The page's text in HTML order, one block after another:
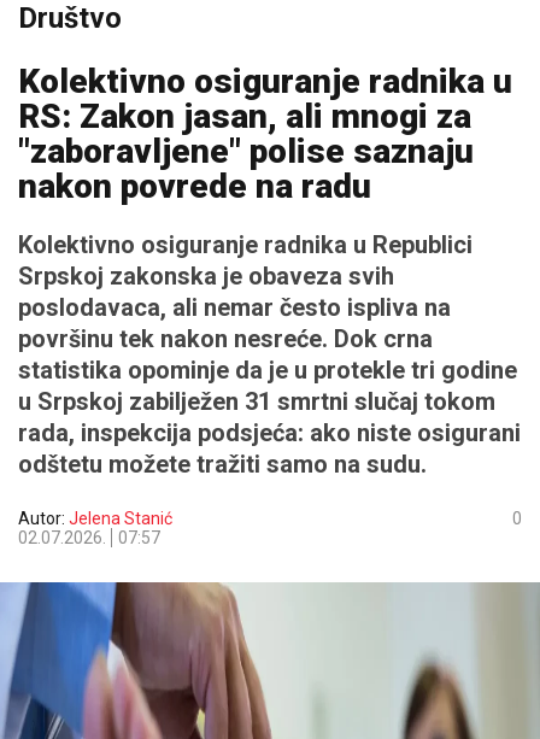
Društvo
Kolektivno osiguranje radnika u
RS: Zakon jasan, ali mnogi za
"zaboravljene" polise saznaju
nakon povrede na radu
Kolektivno osiguranje radnika u Republici
Srpskoj zakonska je obaveza svih
poslodavaca, ali nemar često ispliva na
površinu tek nakon nesreće. Dok crna
statistika opominje da je u protekle tri godine
u Srpskoj zabilježen 31 smrtni slučaj tokom
rada, inspekcija podsjeća: ako niste osigurani
odštetu možete tražiti samo na sudu.
Autor: Jelena Stanić
02.07.2026.
07:57
0